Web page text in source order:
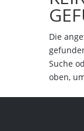
Die
Suche
oben,